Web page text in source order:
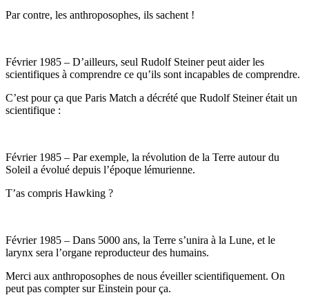
Par contre, les anthroposophes, ils sachent !
Février 1985 – D’ailleurs, seul Rudolf Steiner peut aider les
scientifiques à comprendre ce qu’ils sont incapables de comprendre.
C’est pour ça que Paris Match a décrété que Rudolf Steiner était un
scientifique :
Février 1985 – Par exemple, la révolution de la Terre autour du
Soleil a évolué depuis l’époque lémurienne.
T’as compris Hawking ?
Février 1985 – Dans 5000 ans, la Terre s’unira à la Lune, et le
larynx sera l’organe reproducteur des humains.
Merci aux anthroposophes de nous éveiller scientifiquement. On
peut pas compter sur Einstein pour ça.